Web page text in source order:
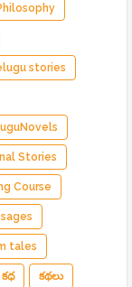
stories
Stories
Course
tales
కథలు